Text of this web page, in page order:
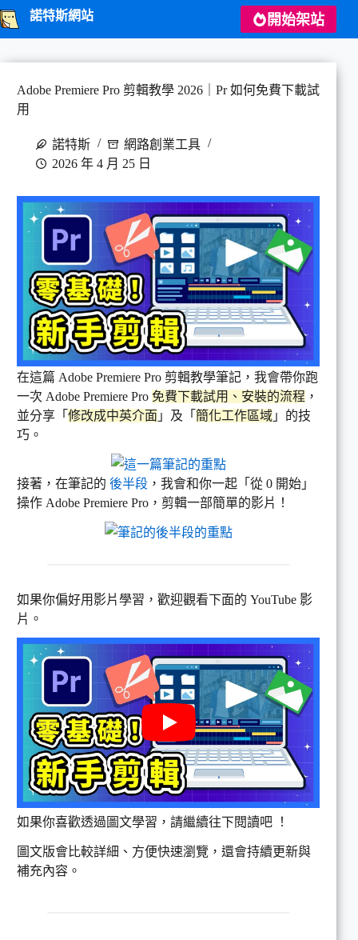
跳
至
諾特斯網站 開始架站
Adobe Premiere Pro 剪輯教學 2026｜Pr 如何免費下載試
用
諾特斯
網路創業工具
2026 年 4 月 25 日
在這篇 Adobe Premiere Pro 剪輯教學筆記，我會帶你跑
一次 Adobe Premiere Pro 免費下載試用、安裝的流程 ，
並分享「 修改成中英介面 」及「 簡化工作區域 」的技
巧。
接著，在筆記的 後半段 ，我會和你一起「從 0 開始」
操作 Adobe Premiere Pro，剪輯一部簡單的影片！
如果你偏好用影片學習，歡迎觀看下面的 YouTube 影
片。
如果你喜歡透過圖文學習，請繼續往下閱讀吧 ！
圖文版會比較詳細、方便快速瀏覽，還會持續更新與
補充內容。